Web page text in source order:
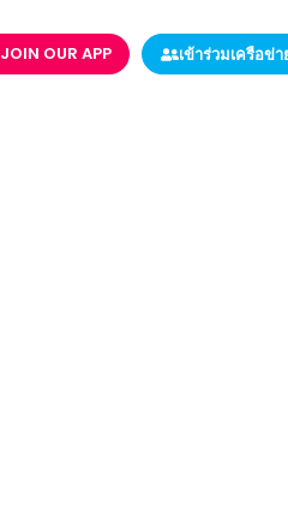
JOIN OUR APP เข้าร่วมเครือข่า